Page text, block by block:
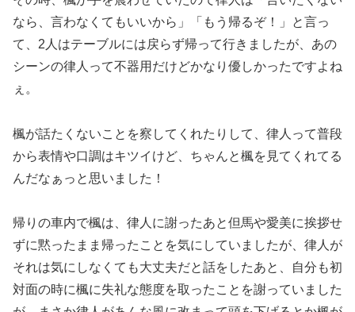
なら、言わなくてもいいから」「もう帰るぞ！」と言っ
て、2人はテーブルには戻らず帰って行きましたが、あの
シーンの律人って不器用だけどかなり優しかったですよね
ぇ。
楓が話たくないことを察してくれたりして、律人って普段
から表情や口調はキツイけど、ちゃんと楓を見てくれてる
んだなぁっと思いました！
帰りの車内で楓は、律人に謝ったあと但馬や愛美に挨拶せ
ずに黙ったまま帰ったことを気にしていましたが、律人が
それは気にしなくても大丈夫だと話をしたあと、自分も初
対面の時に楓に失礼な態度を取ったことを謝っていました